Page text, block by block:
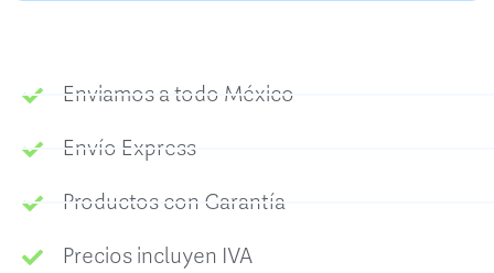
Enviamos a todo México
Envío Express
Productos con Garantía
Precios incluyen IVA